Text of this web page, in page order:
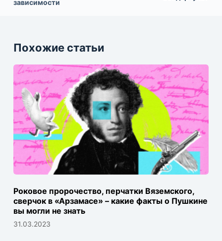
зависимости
Похожие статьи
Роковое пророчество, перчатки Вяземского,
сверчок в «Арзамасе» – какие факты о Пушкине
вы могли не знать
31.03.2023